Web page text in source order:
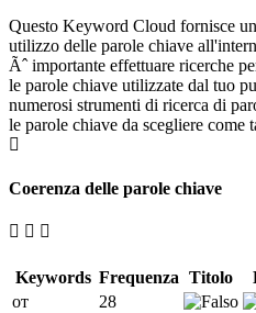
Questo Keyword Cloud fornisce
utilizzo delle parole chiave
Ãˆ importante effettuare ricerche
le parole chiave utilizzate dal tuo
numerosi strumenti di ricerca di
le parole chiave da scegliere come
Coerenza delle parole chiave
Keywords Frequenza Titolo
от
28